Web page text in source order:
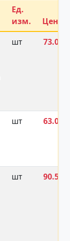
Ед.
изм.
Цена
шт
73.00
шт
63.00
шт
90.50